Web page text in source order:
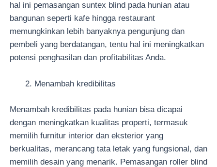
hal ini pemasangan suntex blind pada hunian atau
bangunan seperti kafe hingga restaurant
memungkinkan lebih banyaknya pengunjung dan
pembeli yang berdatangan, tentu hal ini meningkatkan
potensi penghasilan dan profitabilitas Anda.
Menambah kredibilitas
Menambah kredibilitas pada hunian bisa dicapai
dengan meningkatkan kualitas properti, termasuk
memilih furnitur interior dan eksterior yang
berkualitas, merancang tata letak yang fungsional, dan
memilih desain yang menarik. Pemasangan roller blind